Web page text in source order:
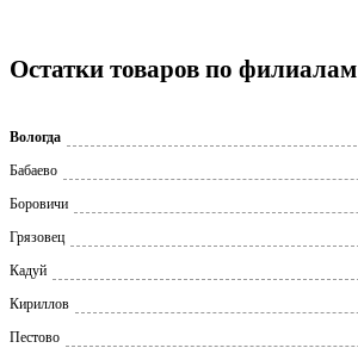
Остатки товаров по филиалам
Вологда
Бабаево
Боровичи
Грязовец
Кадуй
Кириллов
Пестово